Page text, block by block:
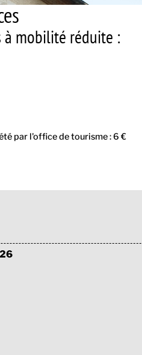
à mobilité réduite :
par l'office de tourisme : 6 €